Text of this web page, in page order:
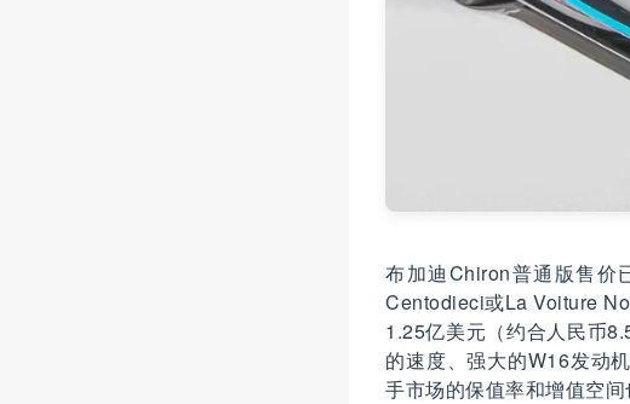
布加迪Chiron普通版售价
Centodieci或La Voiture
1.25亿美元（约合人民币
的速度、强大的W16发动
手市场的保值率和增值空间